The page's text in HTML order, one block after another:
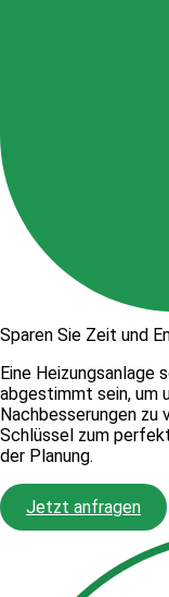
Sparen Sie Zeit und
Eine
abgestimmt sein, um
Nachbesserungen zu
Schlüssel zum
der Planung.
Jetzt anfragen